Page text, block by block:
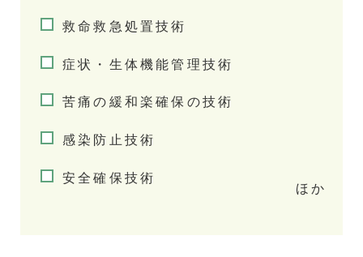
救命救急処置技術
症状・生体機能管理技術
苦痛の緩和楽確保の技術
感染防止技術
安全確保技術